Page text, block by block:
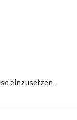
einzusetzen.